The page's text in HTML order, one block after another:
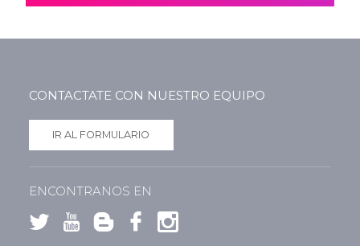
CONTACTATE CON NUESTRO EQUIPO
IR AL FORMULARIO
ENCONTRANOS EN